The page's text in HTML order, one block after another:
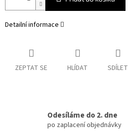
Detailní informace
ZEPTAT SE HLÍDAT SDÍLET
Odesíláme do 2. dne
po zaplacení objednávky